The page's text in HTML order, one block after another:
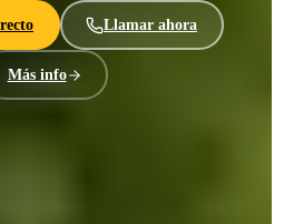
Llamar ahora
Más info